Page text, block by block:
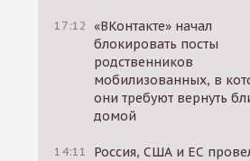
17:12 «ВКонтакте» начал
блокировать посты
родственников
мобилизованных, в
они требуют вернуть
домой
14:11
Россия, США и ЕС